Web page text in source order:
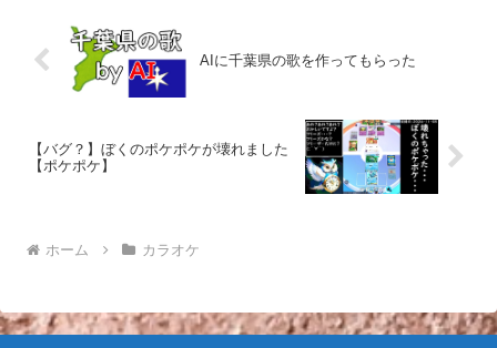
AIに千葉県の歌を作ってもらった
【バグ？】ぼくのポケポケが壊れました
【ポケポケ】
ホーム カラオケ